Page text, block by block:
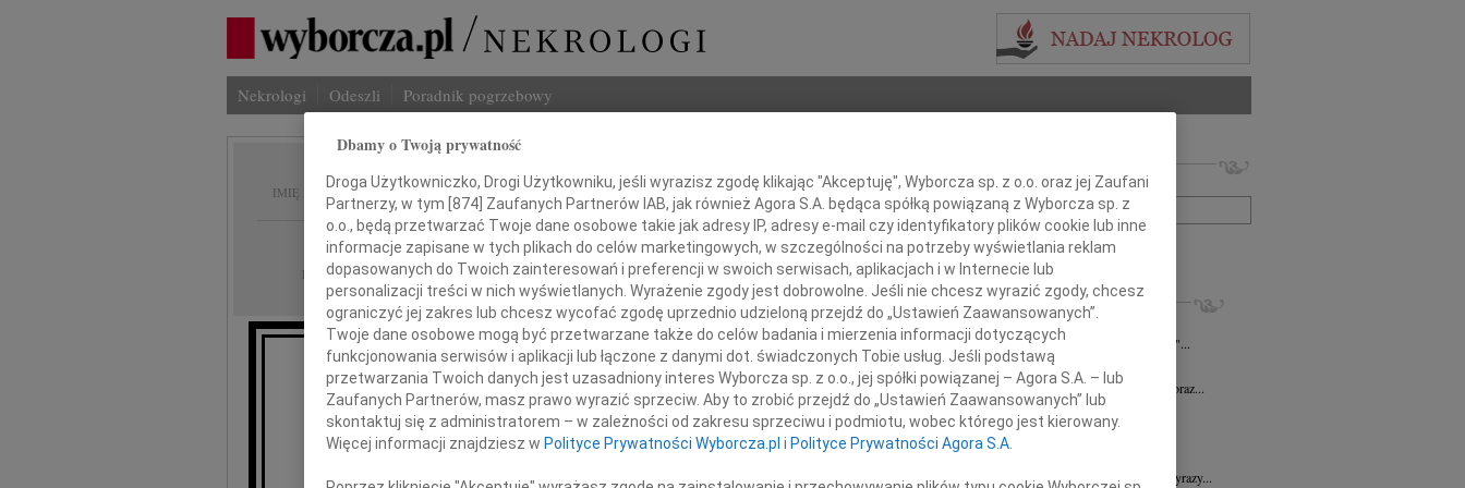
Nekrologi Odeszli Poradnik pogrzebowy
IMIĘ I NAZWISKO: Aleksandra Szczepanik
REGION: Rzeszów
DATA EMISJI: 26.01.2012
Ze smutkiem żegnamy
Aleksandrę Szczepanik
Imię i nazwisko lub numer ogłoszenia:
+ szukanie zaawansowane
INNE NEKROLOGI
Marcin Piotr Czarnota 17.07.2026
"Nie umiera ten, kto trwa w pamięci żywych"...
03.07.2026Rzeszów
Panu Dyrektorowi Jerzemu Guniewskiemu oraz...
Karol Drozd
17.06.2026
Z ogromnym smutkiem i niedowierzaniem...
12.06.2026
Pani Dr n. med. Mai Ptasiewicz składamy wyrazy...
Dbamy o Twoją prywatność
Droga Użytkowniczko, Drogi Użytkowniku, jeśli wyrazisz zgodę klikając "Akceptuję", Wyborcza sp. z o.o. oraz jej Zaufani
Partnerzy, w tym [874] Zaufanych Partnerów IAB, jak również Agora S.A. będąca spółką powiązaną z Wyborcza sp. z
o.o., będą przetwarzać Twoje dane osobowe takie jak adresy IP, adresy e-mail czy identyfikatory plików cookie lub inne
informacje zapisane w tych plikach do celów marketingowych, w szczególności na potrzeby wyświetlania reklam
dopasowanych do Twoich zainteresowań i preferencji w swoich serwisach, aplikacjach i w Internecie lub
personalizacji treści w nich wyświetlanych. Wyrażenie zgody jest dobrowolne. Jeśli nie chcesz wyrazić zgody, chcesz
ograniczyć jej zakres lub chcesz wycofać zgodę uprzednio udzieloną przejdź do „Ustawień Zaawansowanych”.
Twoje dane osobowe mogą być przetwarzane także do celów badania i mierzenia informacji dotyczących
funkcjonowania serwisów i aplikacji lub łączone z danymi dot. świadczonych Tobie usług. Jeśli podstawą
przetwarzania Twoich danych jest uzasadniony interes Wyborcza sp. z o.o., jej spółki powiązanej – Agora S.A. – lub
Zaufanych Partnerów, masz prawo wyrazić sprzeciw. Aby to zrobić przejdź do „Ustawień Zaawansowanych” lub
skontaktuj się z administratorem – w zależności od zakresu sprzeciwu i podmiotu, wobec którego jest kierowany.
Więcej informacji znajdziesz w Polityce Prywatności Wyborcza.pl i Polityce Prywatności Agora S.A.